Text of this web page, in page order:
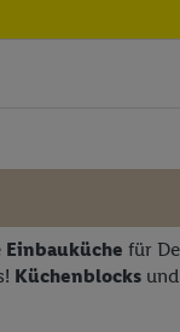
Einbauküche für
Küchenblocks